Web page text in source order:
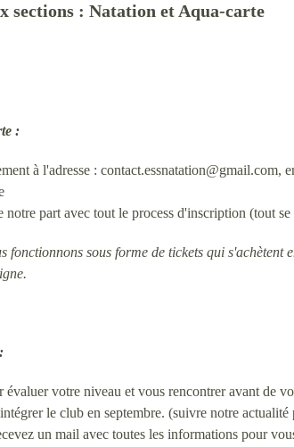
sections : Natation et Aqua-carte
:
à l'adresse : contact.essnatation@gmail.com,
notre part avec tout le process d'inscription (tout
sous forme de tickets qui s'achètent
évaluer votre niveau et vous rencontrer avant de
le club en septembre. (suivre notre actualité
un mail avec toutes les informations pour